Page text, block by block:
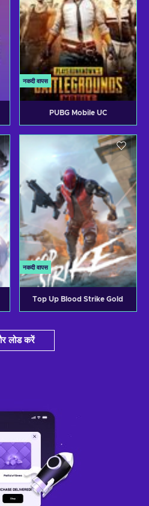
नकदी वापस
PUBG Mobile UC
नकदी वापस
Top Up Blood Strike Gold
लोड करें